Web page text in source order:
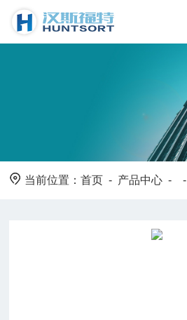
当前位置：首页 - 产品中心 -